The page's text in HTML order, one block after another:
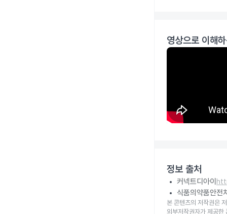
영상으로 이해
정보 출처
커넥트디아이
식품의약품안전
본 콘텐츠의 저작권은
외부저작권자가 제공한